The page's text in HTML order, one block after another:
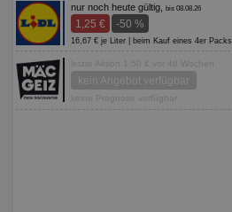
nur noch heute gültig, bis 08.08.26
1,25 € -50 %
16,67 € je Liter | beim Kauf eines 4er Packs
letzte Aktion 1,50 € vor 48 Wochen
kein Angebot verfügbar
keine Prognose verfügbar